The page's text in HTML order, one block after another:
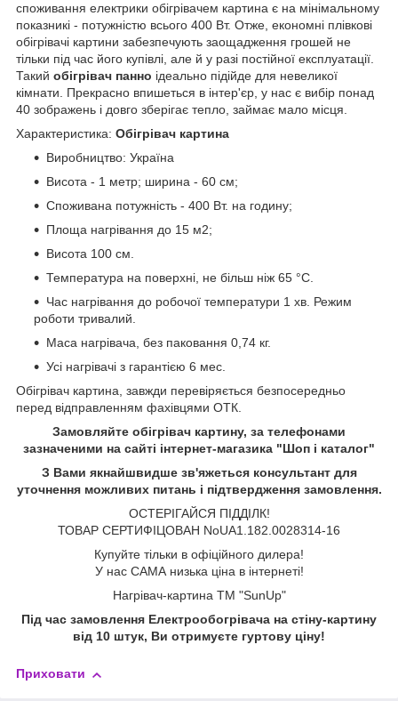
споживання електрики обігрівачем картина є на мінімальному
показникі - потужністю всього 400 Вт. Отже, економні плівкові
обігрівачі картини забезпечують заощадження грошей не
тільки під час його купівлі, але й у разі постійної експлуатації.
Такий обігрівач панно ідеально підійде для невеликої
кімнати. Прекрасно впишеться в інтер'єр, у нас є вибір понад
40 зображень і довго зберігає тепло, займає мало місця.
Характеристика: Обігрівач картина
Виробництво: Україна
Висота - 1 метр; ширина - 60 см;
Споживана потужність - 400 Вт. на годину;
Площа нагрівання до 15 м2;
Висота 100 см.
Температура на поверхні, не більш ніж 65 °C.
Час нагрівання до робочої температури 1 хв. Режим
роботи тривалий.
Маса нагрівача, без паковання 0,74 кг.
Усі нагрівачі з гарантією 6 мес.
Обігрівач картина, завжди перевіряється безпосередньо
перед відправленням фахівцями ОТК.
Замовляйте обігрівач картину, за телефонами
зазначеними на сайті інтернет-магазика "Шоп і каталог"
З Вами якнайшвидше зв'яжеться консультант для
уточнення можливих питань і підтвердження замовлення.
ОСТЕРІГАЙСЯ ПІДДІЛК!
ТОВАР СЕРТИФІЦОВАН NoUA1.182.0028314-16
Купуйте тільки в офіційного дилера!
У нас САМА низька ціна в інтернеті!
Нагрівач-картина ТМ "SunUp"
Під час замовлення Електрообогрівача на стіну-картину
від 10 штук, Ви отримуєте гуртову ціну!
Приховати